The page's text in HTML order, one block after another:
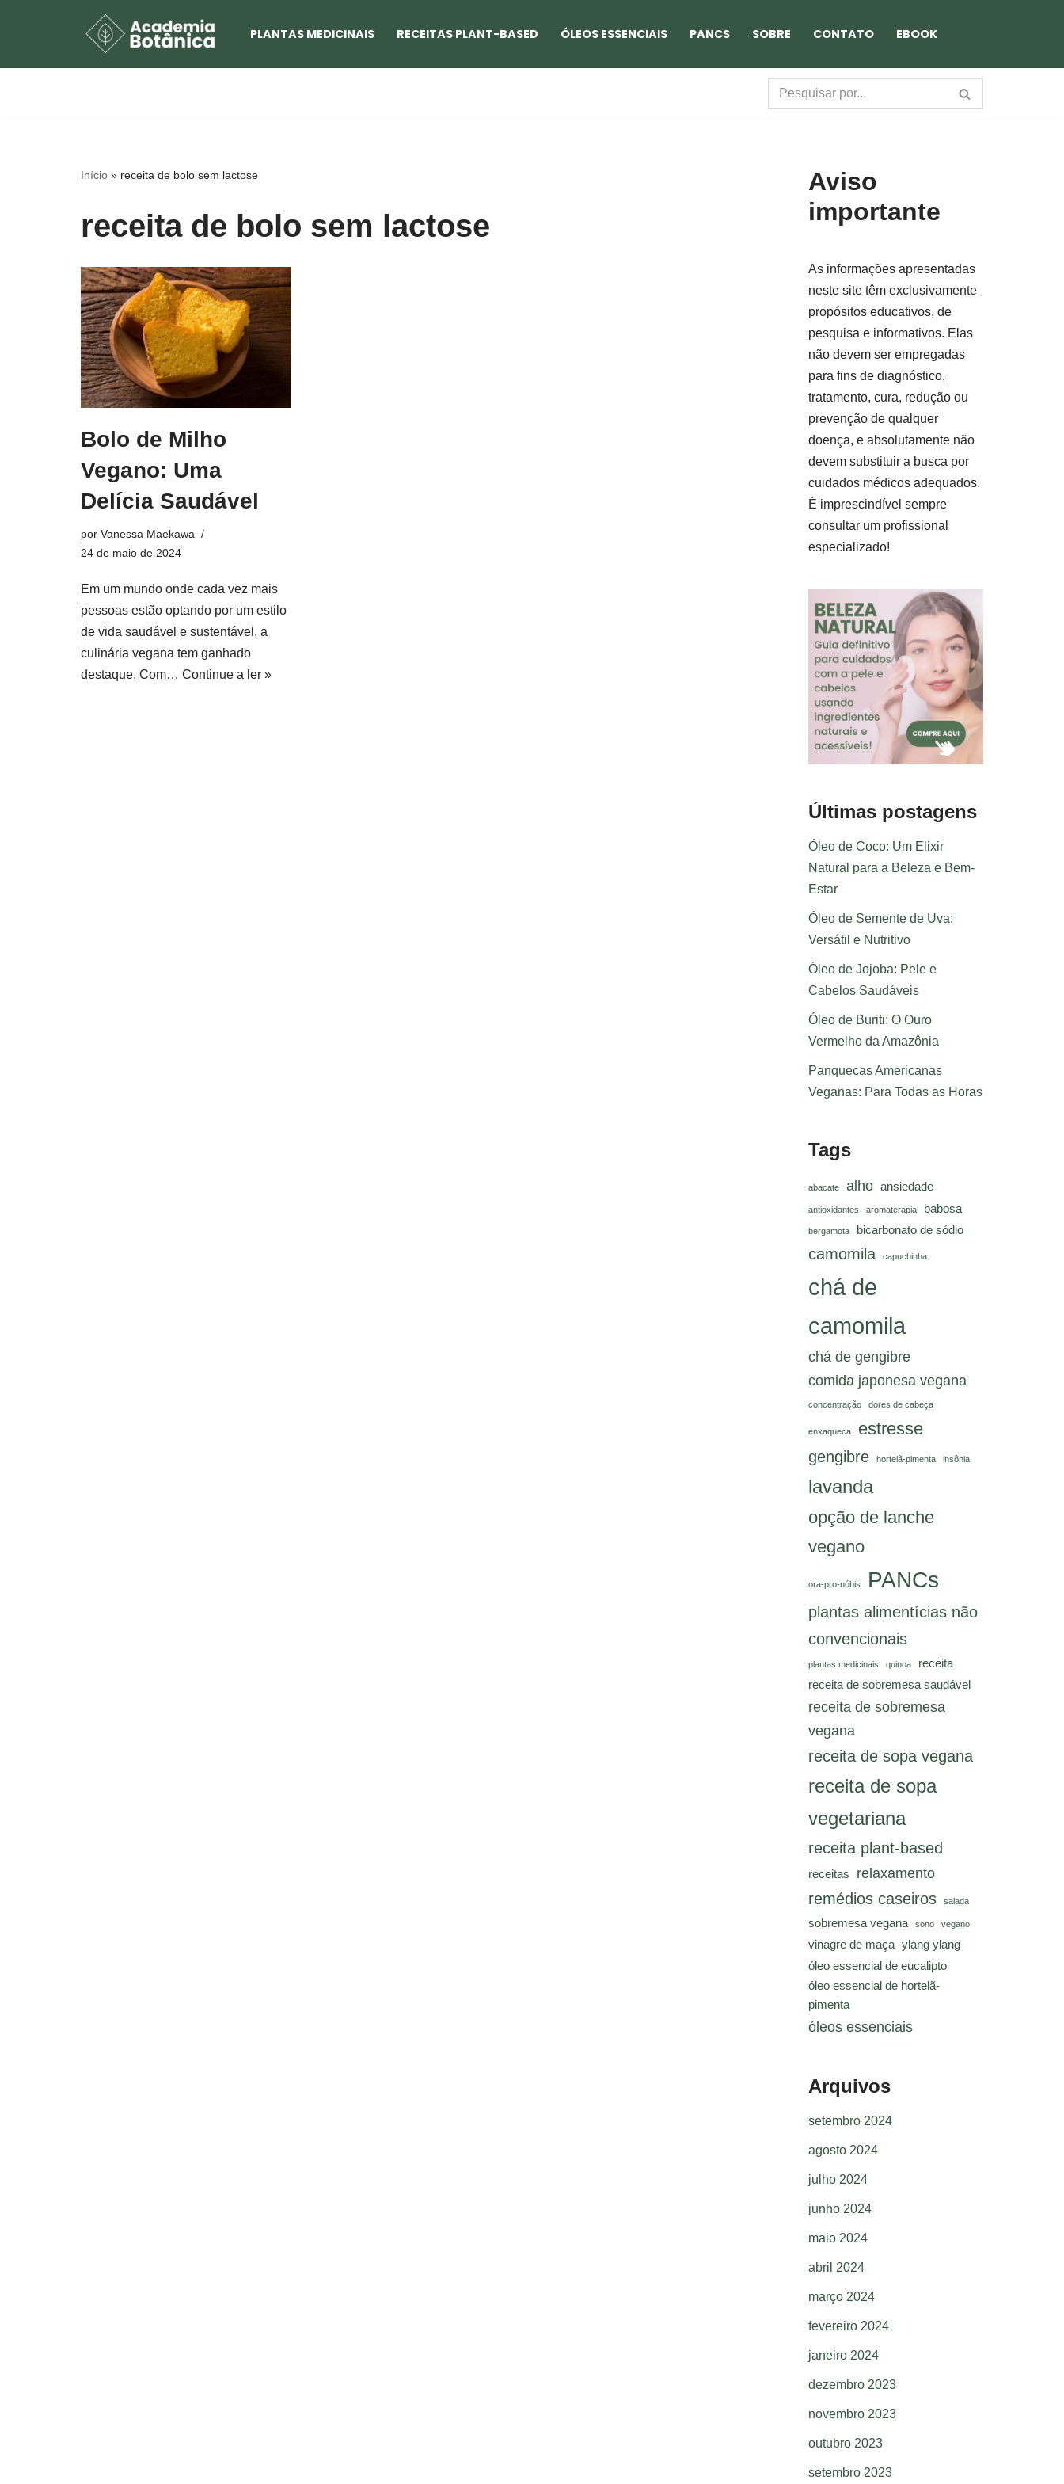
para
PLANTAS MEDICINAIS RECEITAS PLANT-BASED ÓLEOS ESSENCIAIS PANCS SOBRE CONTATO EBOOK
Início » receita de bolo sem lactose
receita de bolo sem lactose
Bolo de Milho
Vegano: Uma
Delícia Saudável
por Vanessa Maekawa
24 de maio de 2024
Em um mundo onde cada vez mais
pessoas estão optando por um estilo
de vida saudável e sustentável, a
culinária vegana tem ganhado
destaque. Com… Continue a ler »
Aviso
importante
As informações apresentadas
neste site têm exclusivamente
propósitos educativos, de
pesquisa e informativos. Elas
não devem ser empregadas
para fins de diagnóstico,
tratamento, cura, redução ou
prevenção de qualquer
doença, e absolutamente não
devem substituir a busca por
cuidados médicos adequados.
É imprescindível sempre
consultar um profissional
especializado!
Últimas postagens
Óleo de Coco: Um Elixir
Natural para a Beleza e Bem-
Estar
Óleo de Semente de Uva:
Versátil e Nutritivo
Óleo de Jojoba: Pele e
Cabelos Saudáveis
Óleo de Buriti: O Ouro
Vermelho da Amazônia
Panquecas Americanas
Veganas: Para Todas as Horas
Tags
abacate alho ansiedade
antioxidantes aromaterapia babosa
bergamota bicarbonato de sódio
camomila capuchinha
chá de
camomila
chá de gengibre
comida japonesa vegana
concentração dores de cabeça
enxaqueca estresse
gengibre hortelã-pimenta insônia
lavanda
opção de lanche
vegano
ora-pro-nóbis PANCs
plantas alimentícias não
convencionais
plantas medicinais quinoa
receita
receita de sobremesa saudável
receita de sobremesa
vegana
receita de sopa vegana
receita de sopa
vegetariana
receita plant-based
receitas relaxamento
remédios caseiros salada
sobremesa vegana sono vegano
vinagre de maça ylang ylang
óleo essencial de eucalipto
óleo essencial de hortelã-
pimenta
óleos essenciais
Arquivos
setembro 2024
agosto 2024
julho 2024
junho 2024
maio 2024
abril 2024
março 2024
fevereiro 2024
janeiro 2024
dezembro 2023
novembro 2023
outubro 2023
setembro 2023